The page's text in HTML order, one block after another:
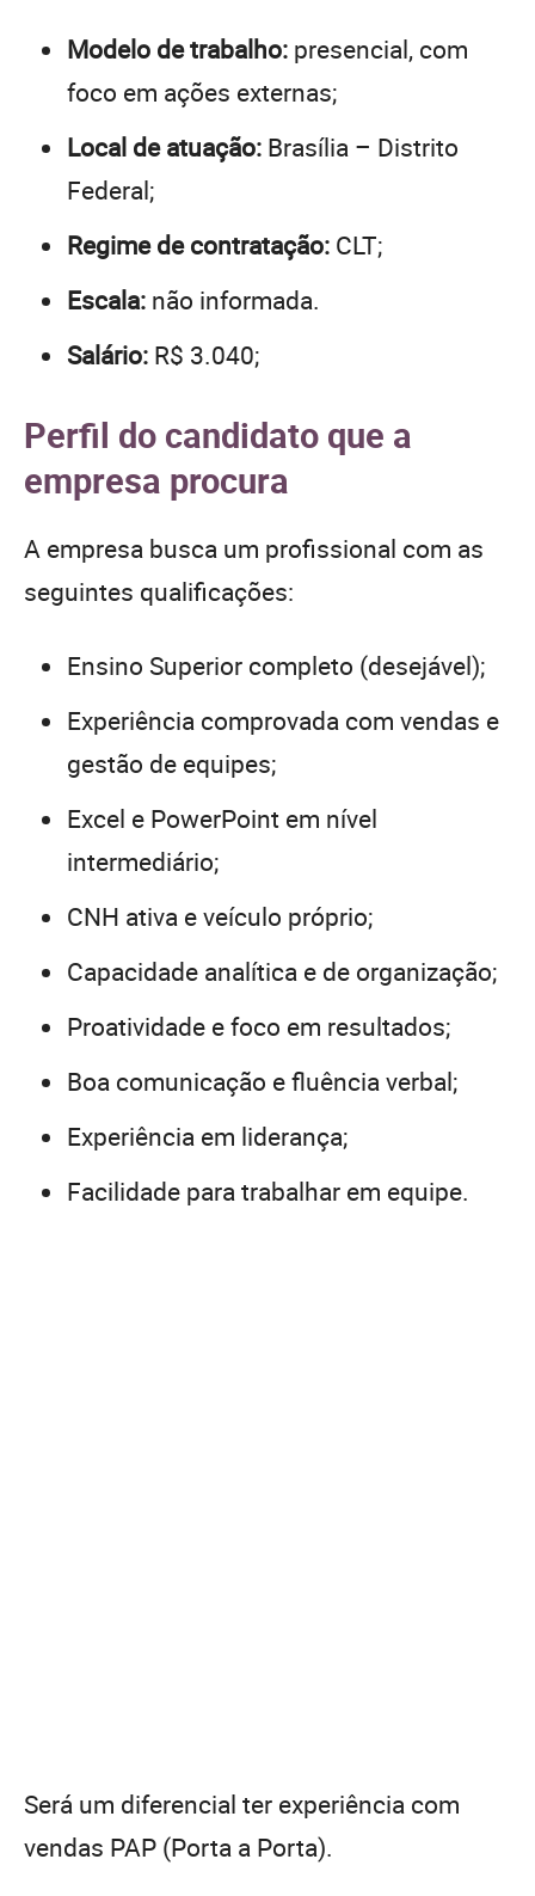
Modelo de trabalho: presencial, com
foco em ações externas;
Local de atuação: Brasília – Distrito
Federal;
Regime de contratação: CLT;
Escala: não informada.
Salário: R$ 3.040;
Perfil do candidato que a
empresa procura
A empresa busca um profissional com as
seguintes qualificações:
Ensino Superior completo (desejável);
Experiência comprovada com vendas e
gestão de equipes;
Excel e PowerPoint em nível
intermediário;
CNH ativa e veículo próprio;
Capacidade analítica e de organização;
Proatividade e foco em resultados;
Boa comunicação e fluência verbal;
Experiência em liderança;
Facilidade para trabalhar em equipe.
Será um diferencial ter experiência com
vendas PAP (Porta a Porta).